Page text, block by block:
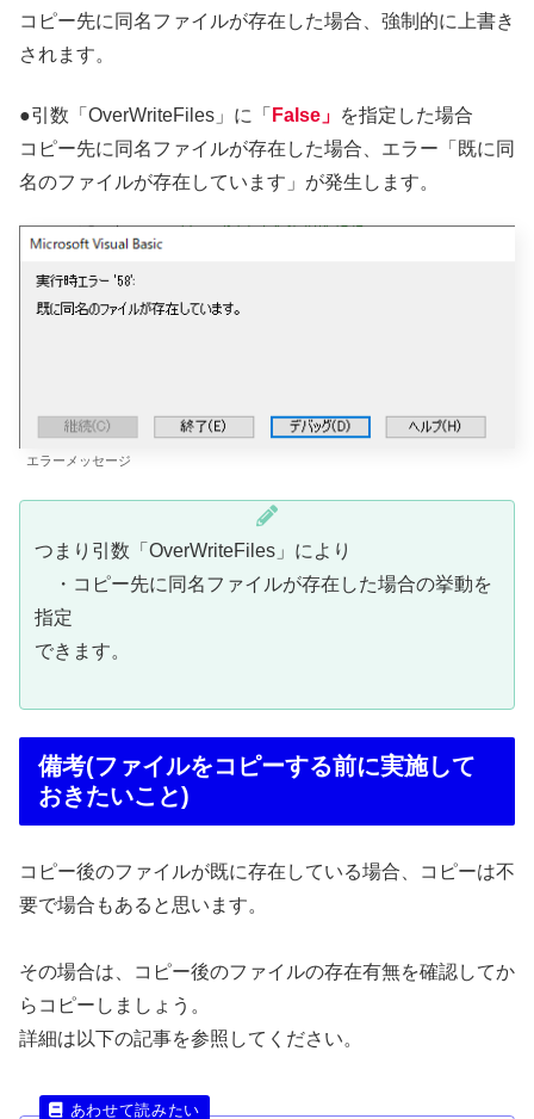
コピー先に同名ファイルが存在した場合、強制的に上書き
されます。
●引数「OverWriteFiles」に「 False」 を指定した場合
コピー先に同名ファイルが存在した場合、エラー「既に同
名のファイルが存在しています」が発生します。
エラーメッセージ
つまり引数「OverWriteFiles」により
・コピー先に同名ファイルが存在した場合の挙動を
指定
できます。
備考(ファイルをコピーする前に実施して
おきたいこと)
コピー後のファイルが既に存在している場合、コピーは不
要で場合もあると思います。
その場合は、コピー後のファイルの存在有無を確認してか
らコピーしましょう。
詳細は以下の記事を参照してください。